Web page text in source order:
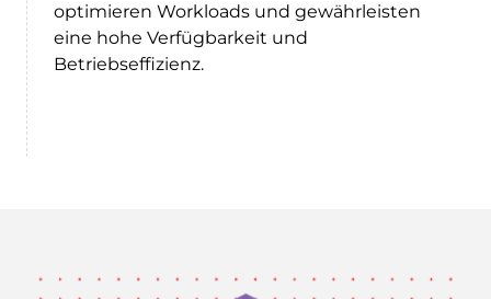
optimieren Workloads und gewährleisten
eine hohe Verfügbarkeit und
Betriebseffizienz.